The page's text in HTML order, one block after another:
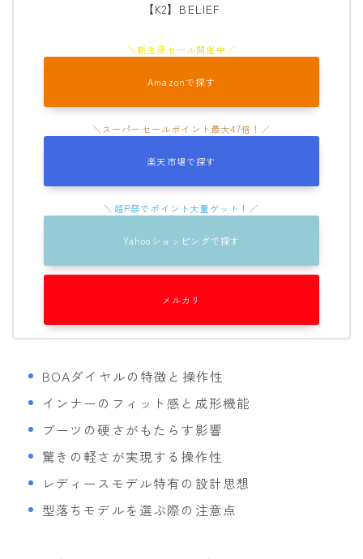
QUICKSILVER
ROME
ROXY
SCAPE
VOLCOM
【K2】BELIEF
Amazonで探す
楽天市場で探す
Yahooショッピングで探す
メルカリ
BOAダイヤルの特徴と操作性
インナーのフィット感と成形機能
ブーツの硬さがもたらす影響
驚きの軽さが実現する操作性
レディースモデル特有の設計思想
型落ちモデルを選ぶ際の注意点